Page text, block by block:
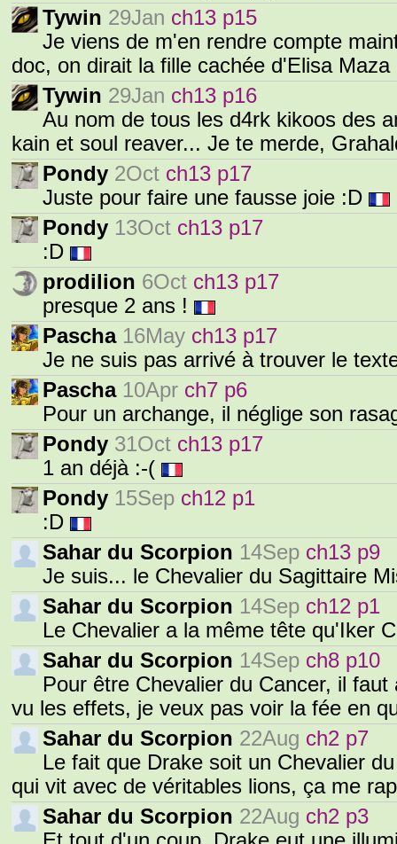
Tywin 29Jan ch13 p15
Je viens de m'en rendre compte
doc, on dirait la fille cachée d'Elisa
Tywin 29Jan ch13 p16
Au nom de tous les d4rk kikoos des
kain et soul reaver... Je te merde,
Pondy 2Oct ch13 p17
Juste pour faire une fausse joie :D
Pondy 13Oct ch13 p17
:D
prodilion 6Oct ch13 p17
presque 2 ans !
Pascha 16May ch13 p17
Je ne suis pas arrivé à trouver le
Pascha 10Apr ch7 p6
Pour un archange, il néglige son
Pondy 31Oct ch13 p17
1 an déjà :-(
Pondy 15Sep ch12 p1
:D
Sahar du Scorpion 14Sep ch13 p9
Je suis... le Chevalier du Sagittaire
Sahar du Scorpion 14Sep ch12 p1
Le Chevalier a la même tête qu'Iker
Sahar du Scorpion 14Sep ch8 p10
Pour être Chevalier du Cancer, il
vu les effets, je veux pas voir la fée en
Sahar du Scorpion 22Aug ch2 p7
Le fait que Drake soit un Chevalier
qui vit avec de véritables lions, ça me
Sahar du Scorpion 22Aug ch2 p3